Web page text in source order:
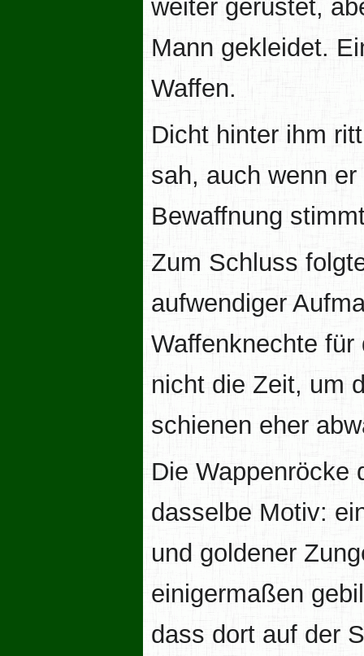
weiter gerüstet,
Mann gekleidet.
Waffen.
Dicht hinter ihm
sah, auch wenn
Bewaffnung
Zum Schluss
aufwendiger
Waffenknechte
nicht die Zeit, um
schienen eher
Die Wappenröcke
dasselbe Motiv:
und goldener
einigermaßen
dass dort auf der